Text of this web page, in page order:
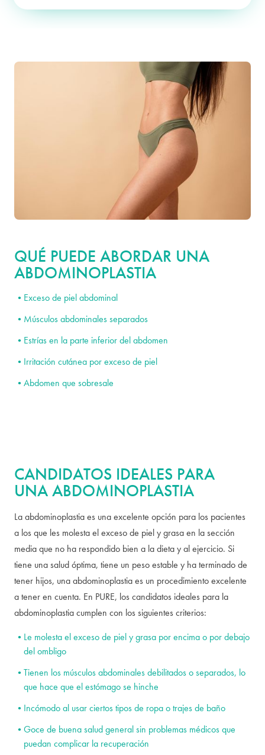
QUÉ PUEDE ABORDAR UNA
ABDOMINOPLASTIA
Exceso de piel abdominal
Músculos abdominales separados
Estrías en la parte inferior del abdomen
Irritación cutánea por exceso de piel
Abdomen que sobresale
CANDIDATOS IDEALES PARA
UNA ABDOMINOPLASTIA
La abdominoplastia es una excelente opción para los pacientes
a los que les molesta el exceso de piel y grasa en la sección
media que no ha respondido bien a la dieta y al ejercicio. Si
tiene una salud óptima, tiene un peso estable y ha terminado de
tener hijos, una abdominoplastia es un procedimiento excelente
a tener en cuenta. En PURE, los candidatos ideales para la
abdominoplastia cumplen con los siguientes criterios:
Le molesta el exceso de piel y grasa por encima o por debajo
del ombligo
Tienen los músculos abdominales debilitados o separados, lo
que hace que el estómago se hinche
Incómodo al usar ciertos tipos de ropa o trajes de baño
Goce de buena salud general sin problemas médicos que
puedan complicar la recuperación